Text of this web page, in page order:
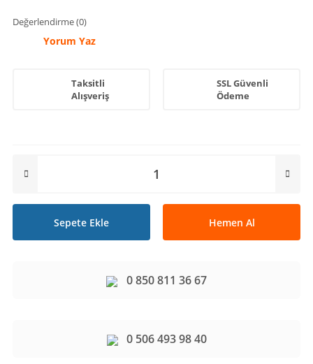
Değerlendirme (0)
Yorum Yaz
Taksitli
Alışveriş
SSL Güvenli
Ödeme
Sepete Ekle Hemen Al
0 850 811 36 67
0 506 493 98 40